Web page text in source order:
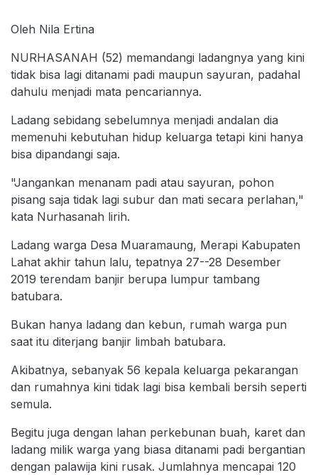
Oleh Nila Ertina
NURHASANAH (52) memandangi ladangnya yang kini
tidak bisa lagi ditanami padi maupun sayuran, padahal
dahulu menjadi mata pencariannya.
Ladang sebidang sebelumnya menjadi andalan dia
memenuhi kebutuhan hidup keluarga tetapi kini hanya
bisa dipandangi saja.
"Jangankan menanam padi atau sayuran, pohon
pisang saja tidak lagi subur dan mati secara perlahan,"
kata Nurhasanah lirih.
Ladang warga Desa Muaramaung, Merapi Kabupaten
Lahat akhir tahun lalu, tepatnya 27--28 Desember
2019 terendam banjir berupa lumpur tambang
batubara.
Bukan hanya ladang dan kebun, rumah warga pun
saat itu diterjang banjir limbah batubara.
Akibatnya, sebanyak 56 kepala keluarga pekarangan
dan rumahnya kini tidak lagi bisa kembali bersih seperti
semula.
Begitu juga dengan lahan perkebunan buah, karet dan
ladang milik warga yang biasa ditanami padi bergantian
dengan palawija kini rusak. Jumlahnya mencapai 120